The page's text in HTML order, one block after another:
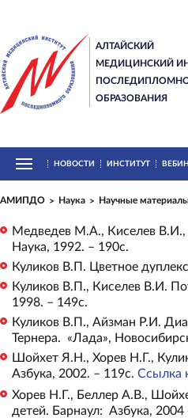
АЛТАЙСКИЙ
МЕДИЦИНСКИЙ
ОБРАЗОВАНИЯ
НОВОСТИ ИНСТИТУТ
АМИПДО Наука Научные
Медведев М.А., Киселев В.И.,
Наука, 1992. – 190с.
Куликов В.П. Цветное
Куликов В.П., Киселев В.И.
1998. – 149с.
Куликов В.П., Айзман Р.И.
Тернера. «Лада»,
Шойхет Я.Н., Хорев Н.Г.,
Азбука, 2002. – 119с. Ссылка
Хорев Н.Г., Беллер А.В.,
детей. Барнаул: Азбука,